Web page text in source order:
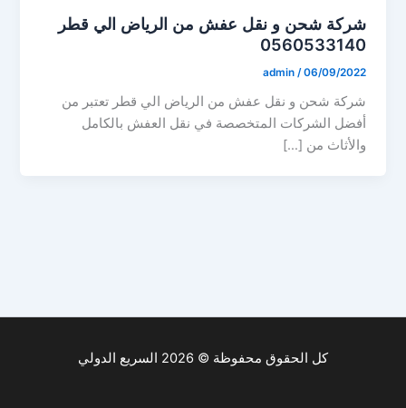
شركة شحن و نقل عفش من الرياض الي قطر
0560533140
admin /06/09/2022
شركة شحن و نقل عفش من الرياض الي قطر تعتبر من
أفضل الشركات المتخصصة في نقل العفش بالكامل
والأثاث من […]
كل الحقوق محفوظة © 2026 السريع الدولي